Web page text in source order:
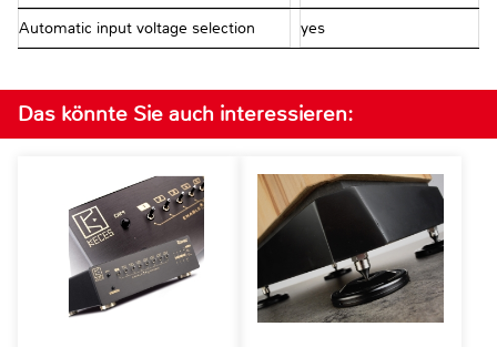
Automatic input voltage selection yes
Das könnte Sie auch interessieren: